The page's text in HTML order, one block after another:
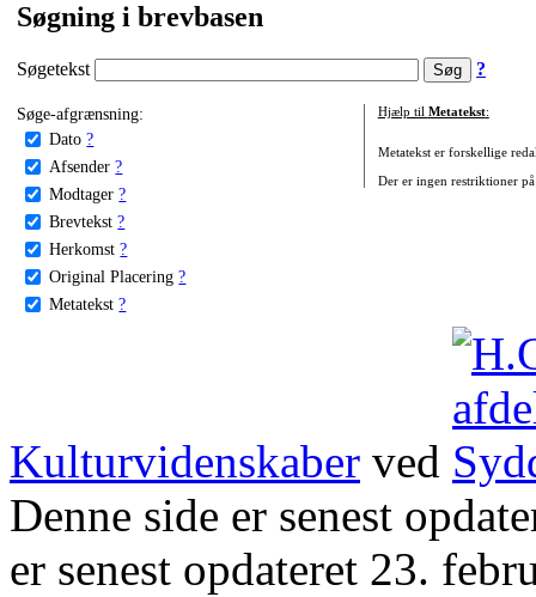
Søgning i brevbasen
Søgetekst ?
Søge-afgrænsning:
Dato ?
Afsender ?
Modtager ?
Brevtekst ?
Herkomst ?
Original Placering ?
Metatekst ?
Hjælp til Metatekst:
Metatekst er forskellige
Der er ingen restriktioner
Kulturvidenskaber ved
Denne side er senest
er senest opdateret 23.